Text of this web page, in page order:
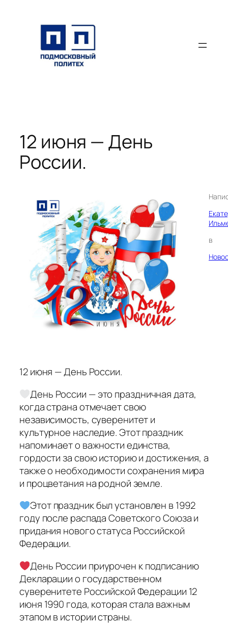
содержимому
12 июня — День
России.
в
12 июня — День России.
День России — это праздничная дата,
когда страна отмечает свою
независимость, суверенитет и
культурное наследие. Этот праздник
напоминает о важности единства,
гордости за свою историю и достижения, а
также о необходимости сохранения мира
и процветания на родной земле.
Этот праздник был установлен в 1992
году после распада Советского Союза и
придания нового статуса Российской
Федерации.
День России приурочен к подписанию
Декларации о государственном
суверенитете Российской Федерации 12
июня 1990 года, которая стала важным
этапом в истории страны.